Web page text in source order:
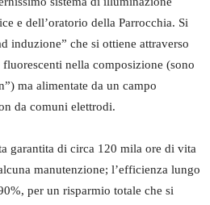
e dell’oratorio della Parrocchia. Si
induzione” che si ottiene attraverso
nella composizione (sono
ma alimentate da un campo
da comuni elettrodi.
garantita di circa 120 mila ore di vita
manutenzione; l’efficienza lungo
per un risparmio totale che si